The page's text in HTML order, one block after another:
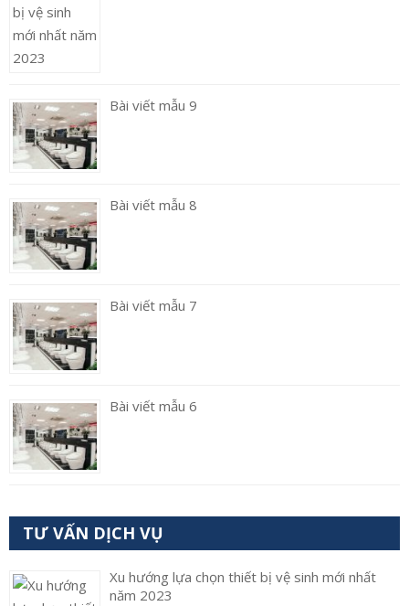
Bài viết mẫu 9
Bài viết mẫu 8
Bài viết mẫu 7
Bài viết mẫu 6
TƯ VẤN DỊCH VỤ
Xu hướng lựa chọn thiết bị vệ sinh mới nhất
năm 2023